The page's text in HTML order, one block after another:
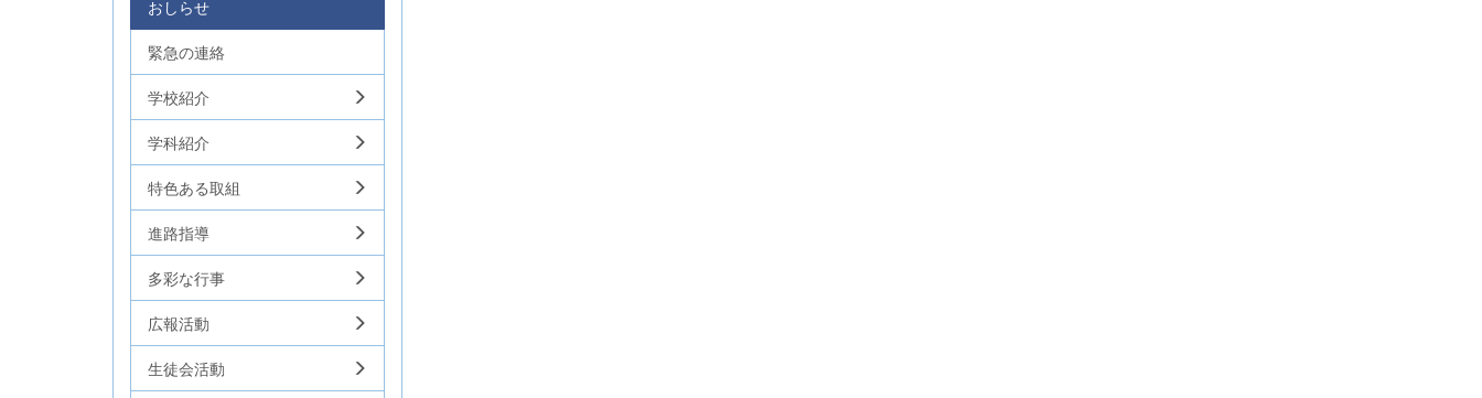
おしらせ
緊急の連絡
学校紹介
学科紹介
特色ある取組
進路指導
多彩な行事
広報活動
生徒会活動